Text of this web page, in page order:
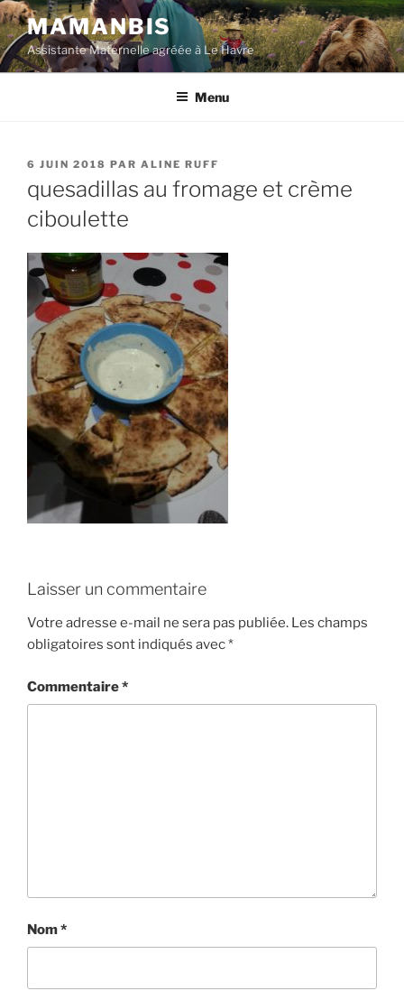
Aller
au
contenu
principal
MAMANBIS
Assistante Maternelle agréée à Le Havre
Menu
PUBLIÉ
6 JUIN 2018 PAR ALINE RUFF
quesadillas au fromage et crème
ciboulette
Laisser un commentaire
Votre adresse e-mail ne sera pas publiée. Les champs
obligatoires sont indiqués avec*
Commentaire*
Nom*